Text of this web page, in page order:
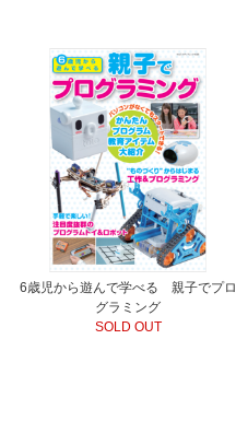
6歳児から遊んで学べる 親子でプロ
グラミング
SOLD OUT